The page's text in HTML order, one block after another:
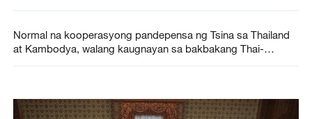
Normal na kooperasyong pandepensa ng Tsina sa Thailand
at Kambodya, walang kaugnayan sa bakbakang Thai-